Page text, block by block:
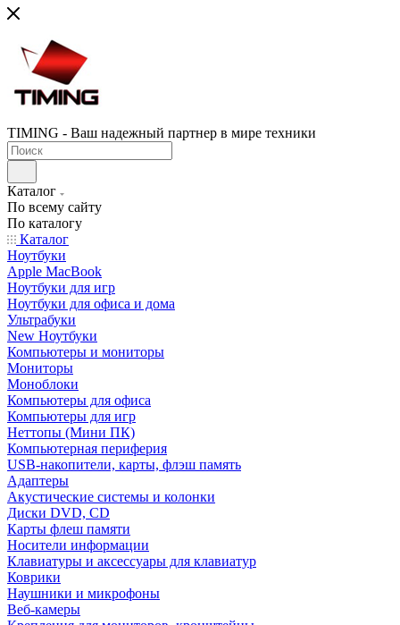
TIMING - Ваш надежный партнер в мире техники
Каталог
По всему сайту
По каталогу
Каталог
Ноутбуки
Apple MacBook
Ноутбуки для игр
Ноутбуки для офиса и дома
Ультрабуки
New Ноутбуки
Компьютеры и мониторы
Мониторы
Моноблоки
Компьютеры для офиса
Компьютеры для игр
Неттопы (Мини ПК)
Компьютерная периферия
USB-накопители, карты, флэш память
Адаптеры
Акустические системы и колонки
Диски DVD, CD
Карты флеш памяти
Носители информации
Клавиатуры и аксессуары для клавиатур
Коврики
Наушники и микрофоны
Веб-камеры